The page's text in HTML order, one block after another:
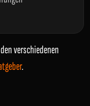
verschiedenen
.